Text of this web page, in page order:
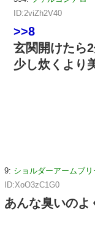
ID:2viZh2V40
>>8
玄関開けたら
少し炊くより
9: ショルダーアームブ
ID:XoO3zC1G0
あんな臭いのよ